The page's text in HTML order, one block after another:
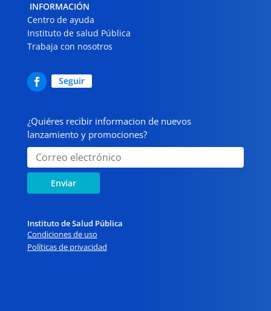
INFORMACIÓN
Centro de ayuda
Instituto de salud Pública
Trabaja con nosotros
Seguir
¿Quiéres recibir informacion de nuevos
lanzamiento y promociones?
Enviar
Instituto de Salud Pública
Condiciones de uso
Políticas de privacidad